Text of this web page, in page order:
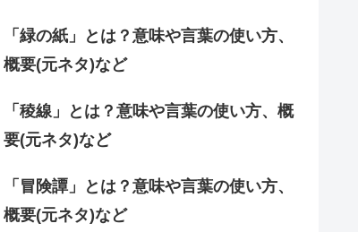
「緑の紙」とは？意味や言葉の使い方、
概要(元ネタ)など
「稜線」とは？意味や言葉の使い方、概
要(元ネタ)など
「冒険譚」とは？意味や言葉の使い方、
概要(元ネタ)など